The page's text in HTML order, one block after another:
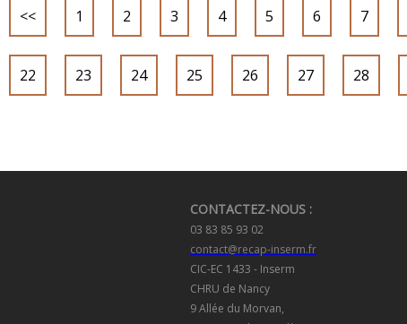
<< 1 2 3 4 5 6 7
22 23 24 25 26 27 28
CONTACTEZ-NOUS :
03 83 85 93 02
contact@recap-inserm.fr
CIC-EC 1433 - Inserm
CHRU de Nancy
9 Allée du Morvan,